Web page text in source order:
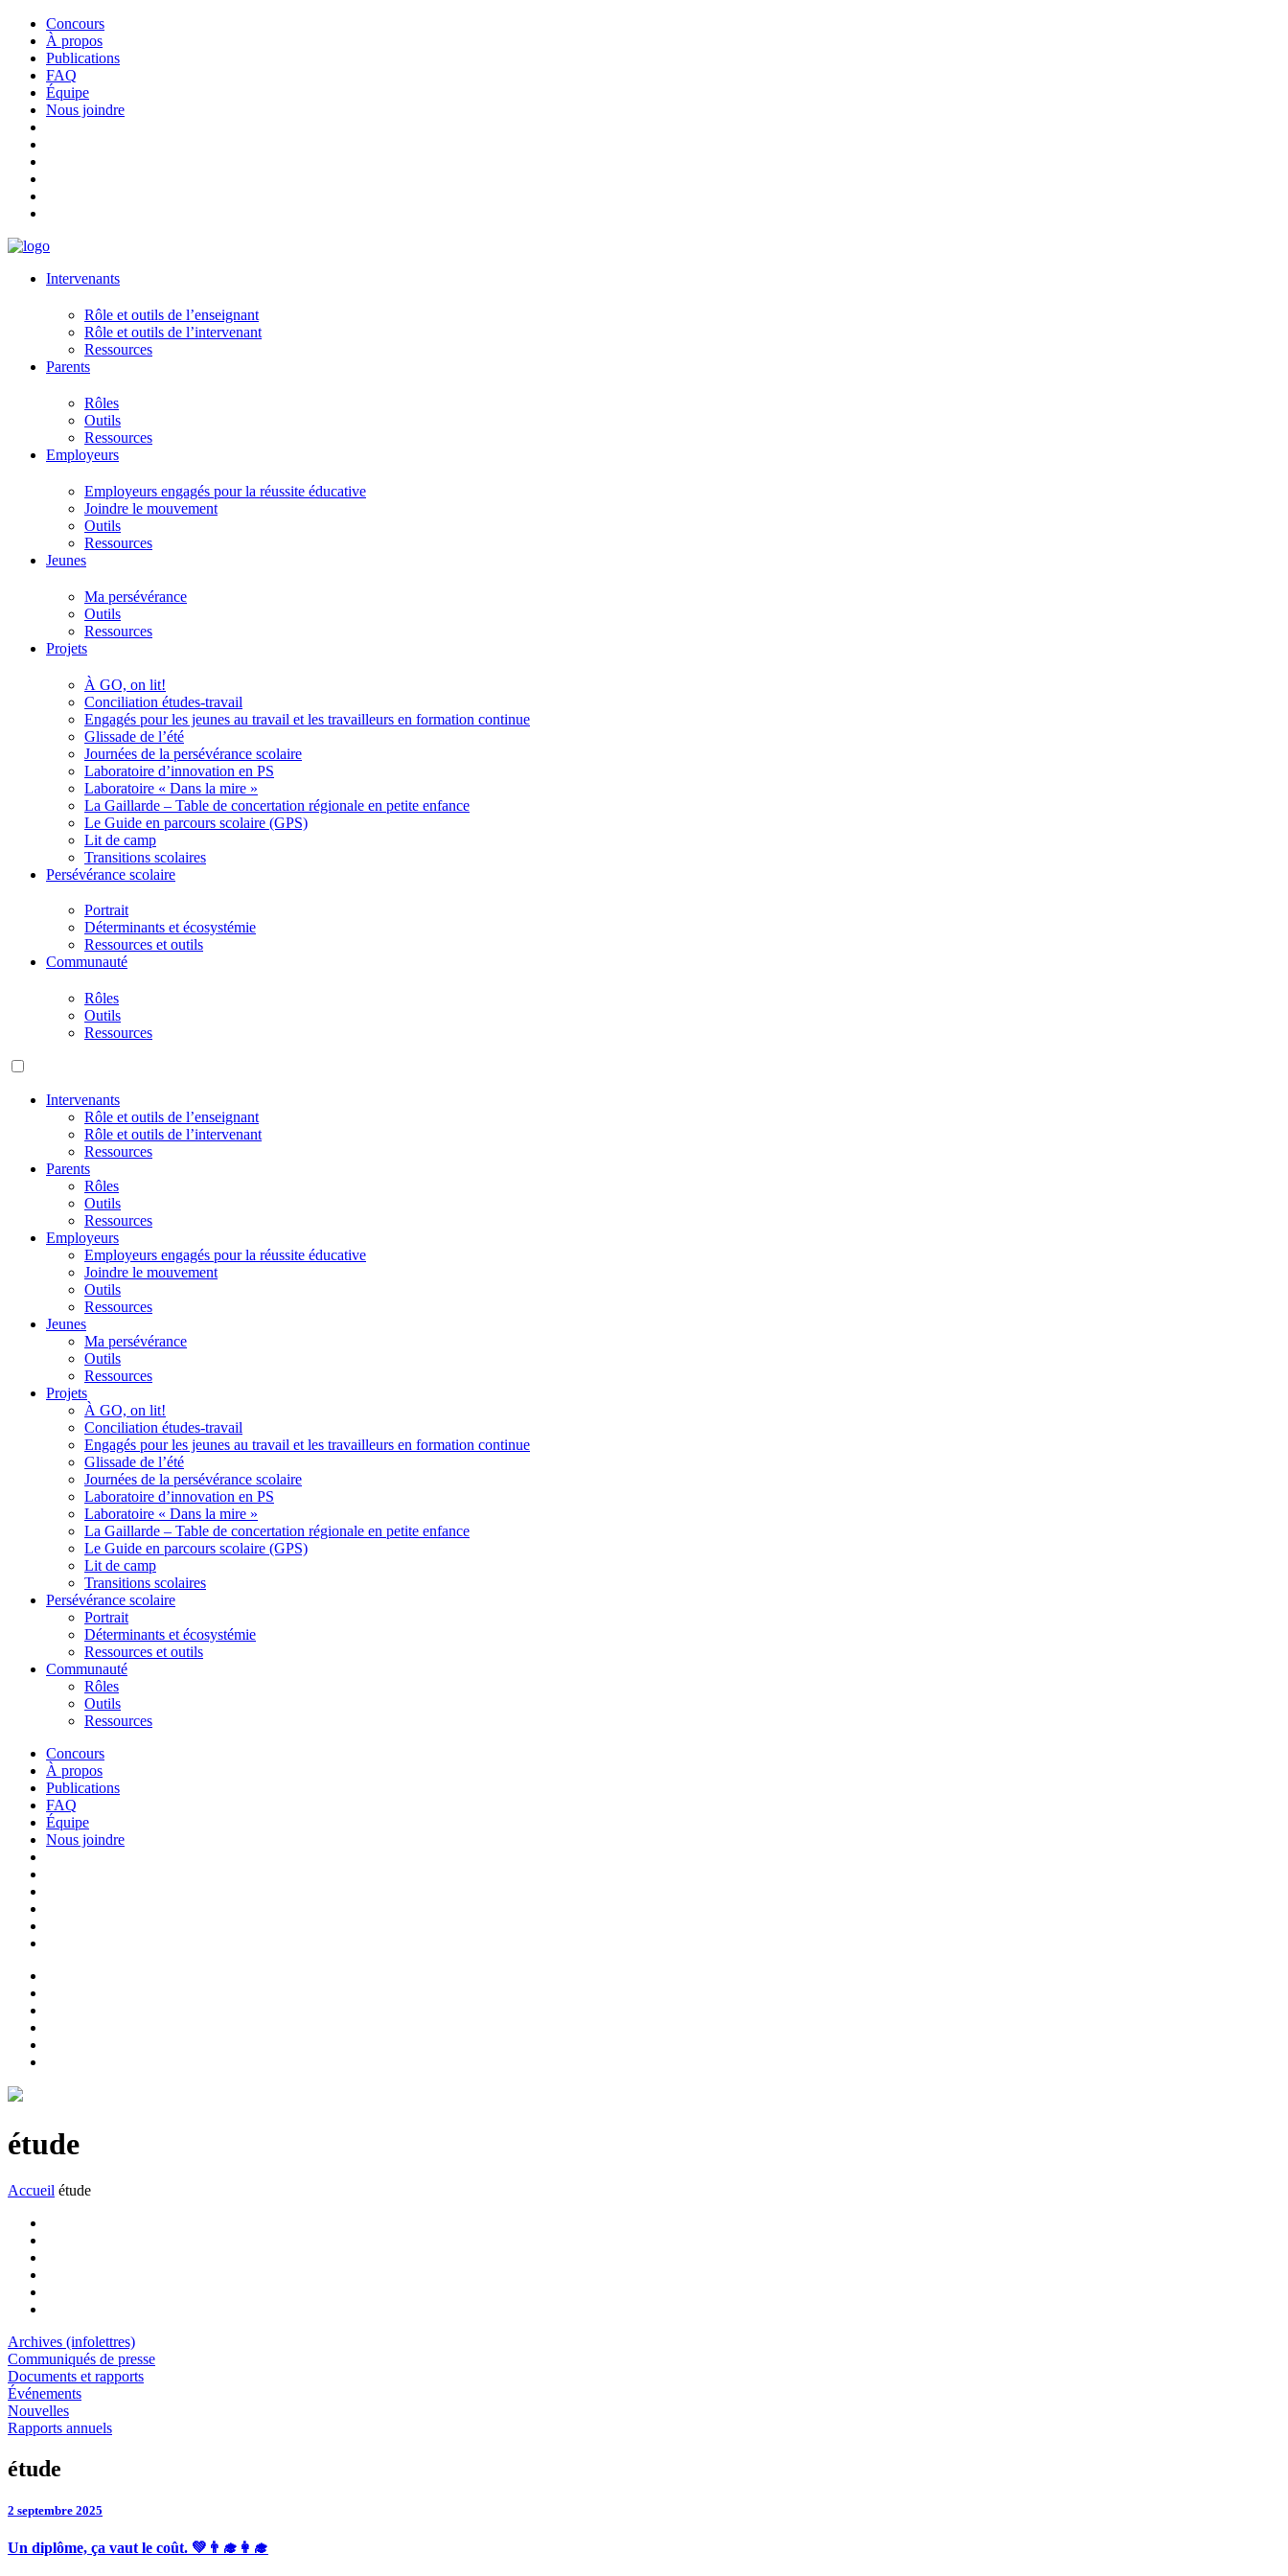
Concours
À propos
Publications
FAQ
Équipe
Nous joindre
Intervenants
Rôle et outils de l’enseignant
Rôle et outils de l’intervenant
Ressources
Parents
Rôles
Outils
Ressources
Employeurs
Employeurs engagés pour la réussite éducative
Joindre le mouvement
Outils
Ressources
Jeunes
Ma persévérance
Outils
Ressources
Projets
À GO, on lit!
Conciliation études-travail
Engagés pour les jeunes au travail et les travailleurs en formation continue
Glissade de l’été
Journées de la persévérance scolaire
Laboratoire d’innovation en PS
Laboratoire « Dans la mire »
La Gaillarde – Table de concertation régionale en petite enfance
Le Guide en parcours scolaire (GPS)
Lit de camp
Transitions scolaires
Persévérance scolaire
Portrait
Déterminants et écosystémie
Ressources et outils
Communauté
Rôles
Outils
Ressources
Intervenants
Rôle et outils de l’enseignant
Rôle et outils de l’intervenant
Ressources
Parents
Rôles
Outils
Ressources
Employeurs
Employeurs engagés pour la réussite éducative
Joindre le mouvement
Outils
Ressources
Jeunes
Ma persévérance
Outils
Ressources
Projets
À GO, on lit!
Conciliation études-travail
Engagés pour les jeunes au travail et les travailleurs en formation continue
Glissade de l’été
Journées de la persévérance scolaire
Laboratoire d’innovation en PS
Laboratoire « Dans la mire »
La Gaillarde – Table de concertation régionale en petite enfance
Le Guide en parcours scolaire (GPS)
Lit de camp
Transitions scolaires
Persévérance scolaire
Portrait
Déterminants et écosystémie
Ressources et outils
Communauté
Rôles
Outils
Ressources
Concours
À propos
Publications
FAQ
Équipe
Nous joindre
étude
Accueil étude
Archives (infolettres)
Communiqués de presse
Documents et rapports
Événements
Nouvelles
Rapports annuels
étude
2 septembre 2025
Un diplôme, ça vaut le coût. 💚👨‍🎓👩‍🎓